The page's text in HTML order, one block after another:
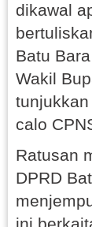
dikawal
Batu
Wakil
calo
Ratusan
DPRD